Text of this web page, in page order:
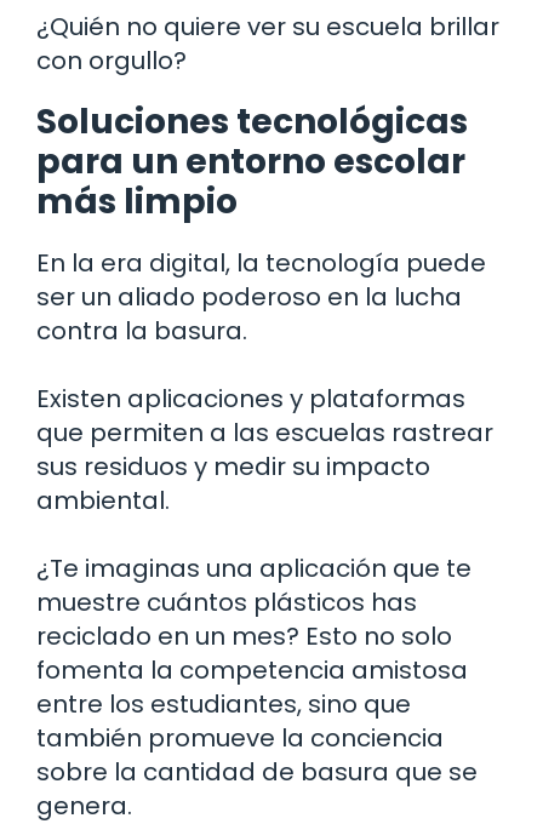
¿Quién no quiere ver su escuela brillar
con orgullo?
Soluciones tecnológicas
para un entorno escolar
más limpio
En la era digital, la tecnología puede
ser un aliado poderoso en la lucha
contra la basura.
Existen aplicaciones y plataformas
que permiten a las escuelas rastrear
sus residuos y medir su impacto
ambiental.
¿Te imaginas una aplicación que te
muestre cuántos plásticos has
reciclado en un mes? Esto no solo
fomenta la competencia amistosa
entre los estudiantes, sino que
también promueve la conciencia
sobre la cantidad de basura que se
genera.